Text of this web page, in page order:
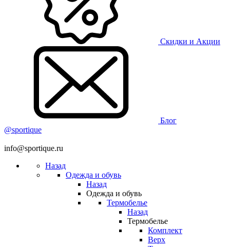
Скидки и Акции
Блог
@sportique
info@sportique.ru
Назад
Одежда и обувь
Назад
Одежда и обувь
Термобелье
Назад
Термобелье
Комплект
Верх